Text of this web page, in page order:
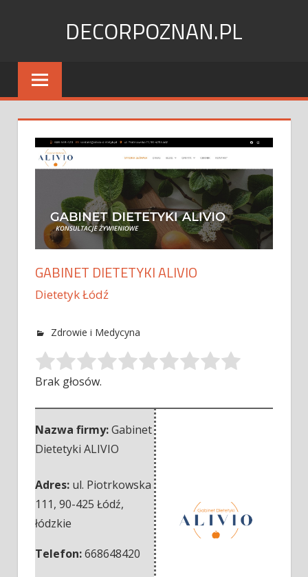
DECORPOZNAN.PL
GABINET DIETETYKI ALIVIO
Dietetyk Łódź
Zdrowie i Medycyna
Brak głosów.
Nazwa firmy:Gabinet
Dietetyki ALIVIO
Adres: ul. Piotrkowska
111, 90-425 Łódź,
łódzkie
Telefon:668648420